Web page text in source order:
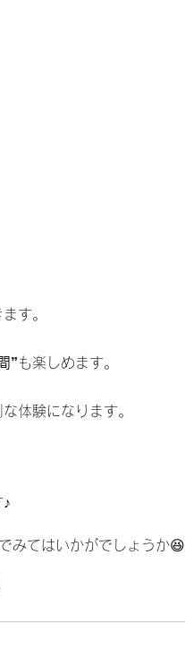
す。
”も楽しめます。
体験になります。
みてはいかがでしょうか😆